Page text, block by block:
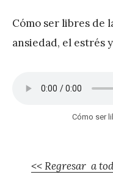
e
z
Cómo ser libres de
ansiedad, el estrés
Cómo ser
<< Regresar a